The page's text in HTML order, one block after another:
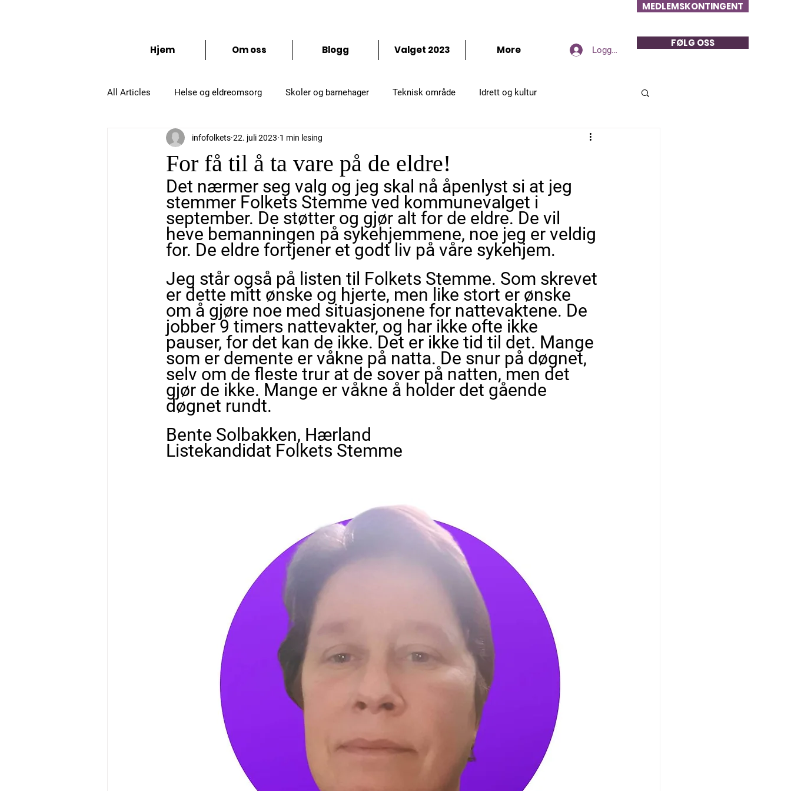
MEDLEMSKONTINGENT
Hjem Om oss Blogg Valget 2023 More Logg inn
FØLG OSS
All Articles Helse og eldreomsorg Skoler og barnehager Teknisk område Idrett og kultur
Administrasjon og organisering
For få til å ta vare på de eldre!
infofolkets 22. juli 2023 1 min lesing
Det nærmer seg valg og jeg skal nå åpenlyst si at jeg
stemmer Folkets Stemme ved kommunevalget i
september. De støtter og gjør alt for de eldre. De vil
heve bemanningen på sykehjemmene, noe jeg er veldig
for. De eldre fortjener et godt liv på våre sykehjem.
Jeg står også på listen til Folkets Stemme. Som skrevet
er dette mitt ønske og hjerte, men like stort er ønske
om å gjøre noe med situasjonene for nattevaktene. De
jobber 9 timers nattevakter, og har ikke ofte ikke
pauser, for det kan de ikke. Det er ikke tid til det. Mange
som er demente er våkne på natta. De snur på døgnet,
selv om de fleste trur at de sover på natten, men det
gjør de ikke. Mange er våkne å holder det gående
døgnet rundt.
Bente Solbakken, Hærland
Listekandidat Folkets Stemme